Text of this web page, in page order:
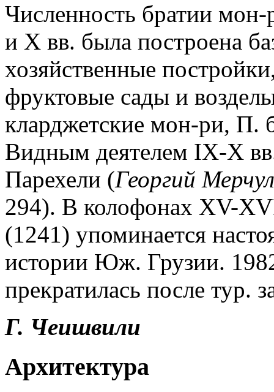
Численность братии
и X вв. была построена
хозяйственные
фруктовые сады и
кларджетские мон-ри, П.
Видным деятелем IX-X
Парехели (Георгий
294). В колофонах XV-
(1241) упоминается
истории Юж. Грузии.
прекратилась после тур.
Г. Чеишвили
Архитектура